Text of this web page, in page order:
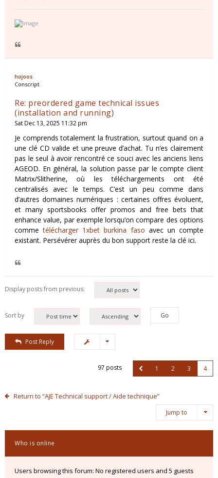
hojoos
Conscript
Re: preordered game technical issues
(installation and running)
Sat Dec 13, 2025 11:32 pm
Je comprends totalement la frustration, surtout quand on a
une clé CD valide et une preuve d’achat. Tu n’es clairement
pas le seul à avoir rencontré ce souci avec les anciens liens
AGEOD. En général, la solution passe par le compte client
Matrix/Slitherine, où les téléchargements ont été
centralisés avec le temps. C’est un peu comme dans
d’autres domaines numériques : certaines offres évoluent,
et many sportsbooks offer promos and free bets that
enhance value, par exemple lorsqu’on compare des options
commetélécharger 1xbet burkina faso avec un compte
existant. Persévérer auprès du bon support reste la clé ici.
Display posts from previous:
Sort by
Post Reply
97 posts 1 2 3 4
Return to “AJE Technical support / Aide technique”
Jump to
Who is online
Users browsing this forum: No registered users and 5 guests